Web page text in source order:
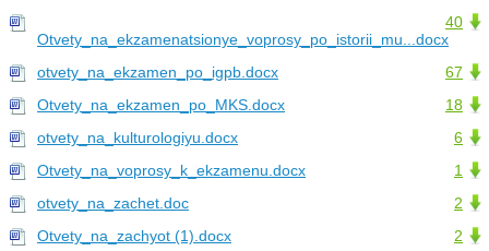
40
Otvety_na_ekzamenatsionye_voprosy_po_istorii_mu...docx
67
otvety_na_ekzamen_po_igpb.docx
18
Otvety_na_ekzamen_po_MKS.docx
6
otvety_na_kulturologiyu.docx
1
Otvety_na_voprosy_k_ekzamenu.docx
2
otvety_na_zachet.doc
2
Otvety_na_zachyot (1).docx